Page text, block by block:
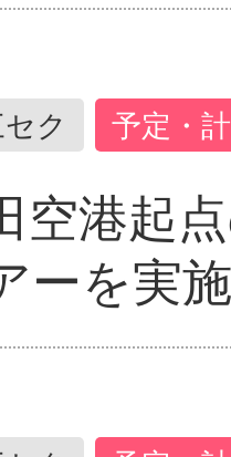
ク 予定・
港起
ーを実施